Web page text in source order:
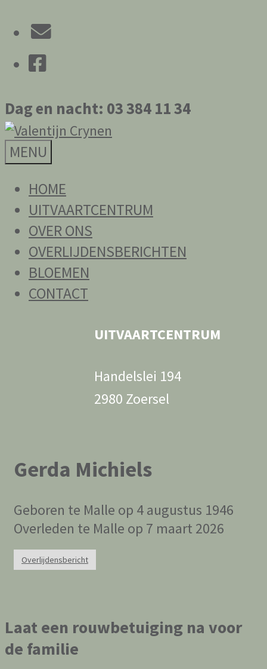
de
Facebook
Dag en nacht: 03 384 11 34
Valentijn
Crynen
MENU
HOME
UITVAARTCENTRUM
OVER ONS
OVERLIJDENSBERICHTEN
BLOEMEN
CONTACT
Gerda Michiels
Geboren te Malle op 4 augustus 1946
Overleden te Malle op 7 maart 2026
Overlijdensbericht
Laat een rouwbetuiging na voor
de familie
UITVAARTCENTRUM
Handelslei 194
2980 Zoersel